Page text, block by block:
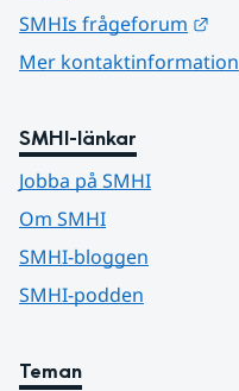
SMHIs frågeforum
Mer kontaktinformation
SMHI-länkar
Jobba på SMHI
Om SMHI
SMHI-bloggen
SMHI-podden
Teman